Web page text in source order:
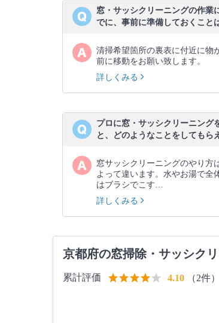
窓・サッシクリーニングの作業
でに、事前に準備しておくこと
清掃希望箇所の裏表に付近に物
前に移動をお願い致します。
詳しくみる
プロに窓・サッシクリーニング
と、どのようなことをしてもら
窓サッシクリーニングのやり方
よって違います。水やお湯で全
はブラシでこす…
詳しくみる
京都府の窓掃除・サッシク
累計評価 4.10 （2件）